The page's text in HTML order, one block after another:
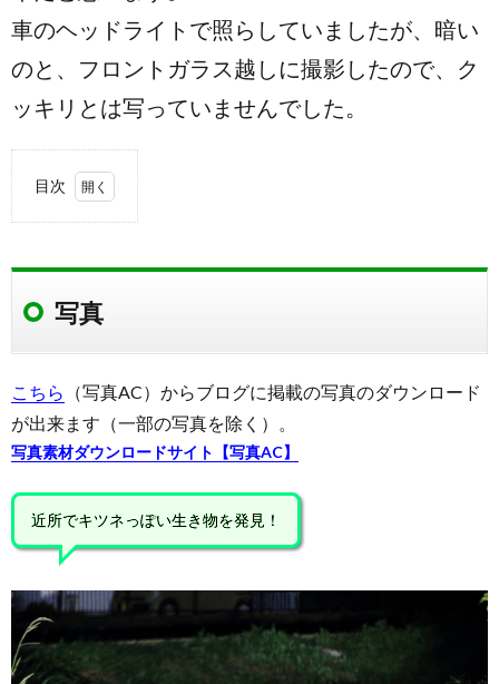
車のヘッドライトで照らしていましたが、暗い
のと、フロントガラス越しに撮影したので、ク
ッキリとは写っていませんでした。
目次
1.
撮影場
所
写真
こちら
（写真AC）からブログに掲載の写真のダウンロード
が出来ます（一部の写真を除く）。
写真素材ダウンロードサイト【写真AC】
近所でキツネっぽい生き物を発見！